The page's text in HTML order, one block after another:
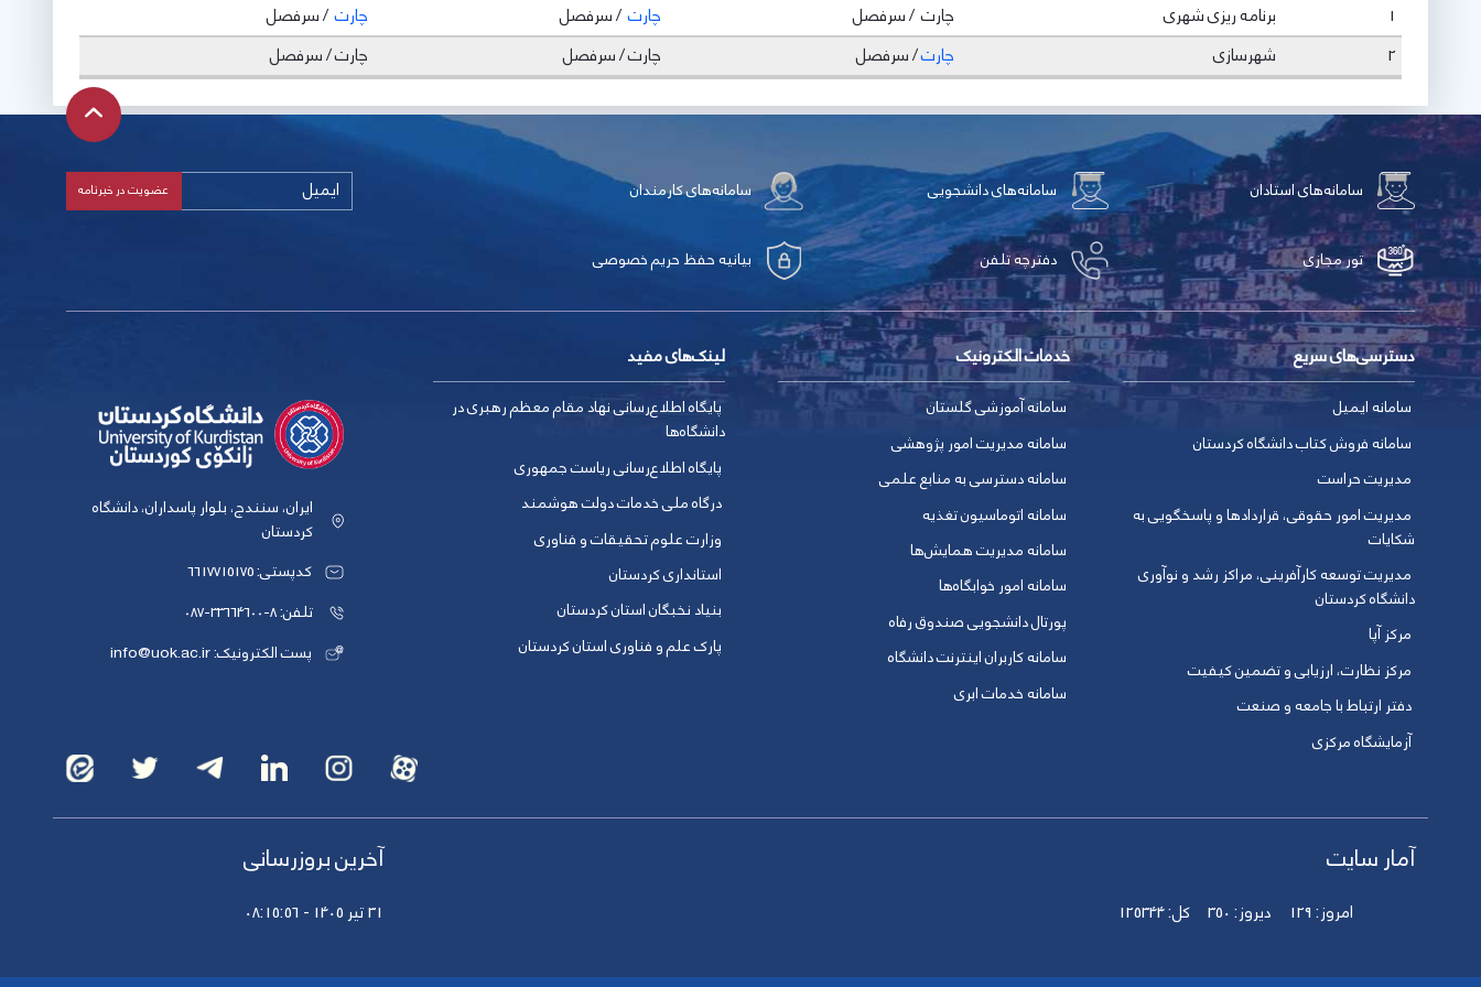
1
برنامه ریزی شهری چارت / سرفصل چارت/ سرفصل چارت/ سرفصل
2
شهرسازی چارت/ سرفصل چارت / سرفصل چارت / سرفصل
سامانه‌های استادان سامانه‌های دانشجویی سامانه‌های کارمندان
تور مجازی دفترچه تلفن بیانیه حفظ حریم خصوصی
دسترسی‌های سریع
سامانه ایمیل
سامانه فروش کتاب دانشگاه کردستان
مدیریت حراست
مدیریت امور حقوقی، قراردادها و پاسخگویی به
شکایات
مدیریت توسعه کارآفرینی، مراکز رشد و نوآوری
دانشگاه کردستان
مرکز آپا
مرکز نظارت، ارزیابی و تضمین کیفیت
دفتر ارتباط با جامعه و صنعت
آزمایشگاه مرکزی
خدمات الکترونیک
سامانه آموزشی گلستان
سامانه مدیریت امور پژوهشی
سامانه دسترسی به منابع علمی
سامانه اتوماسیون تغذیه
سامانه مدیریت همایش‌ها
سامانه امور خوابگاه‌ها
پورتال دانشجویی صندوق رفاه
سامانه کاربران اینترنت دانشگاه
سامانه خدمات ابری
لینک‌های مفید
پایگاه اطلاع‌رسانی نهاد مقام معظم رهبری در
دانشگاه‌ها
پایگاه اطلاع‌رسانی ریاست جمهوری
درگاه ملی خدمات دولت هوشمند
وزارت علوم تحقیقات و فناوری
استانداری کردستان
بنیاد نخبگان استان کردستان
پارک علم و فناوری استان کردستان
ایران، سنندج، بلوار پاسداران، دانشگاه
کردستان
کدپستی: 6617715175
تلفن: 8-33664600-087
پست الکترونیک: info@uok.ac.ir
آمار سایت
امروز:129 دیروز:350 کل:125344
آخرین بروزرسانی
31 تیر 1405 - 08:15:56